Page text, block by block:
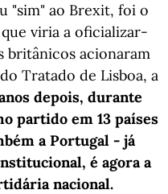
"sim" ao Brexit, foi o
viria a oficializar-
britânicos acionaram
Tratado de Lisboa, a
depois, durante
partido em 13 países
a Portugal - já
é agora a
nacional.